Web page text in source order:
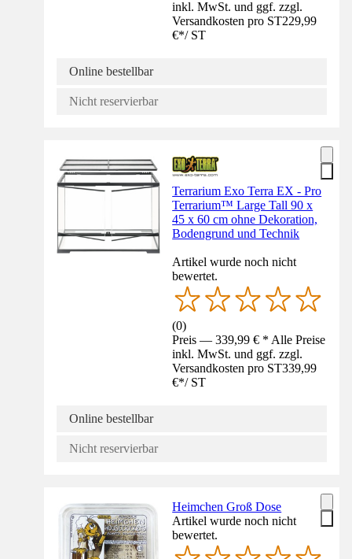
inkl. MwSt. und ggf. zzgl.
Versandkosten pro ST229,99
€*/ ST
Online bestellbar
Nicht reservierbar
Terrarium Exo Terra EX - Pro
Terrarium™ Large Tall 90 x
45 x 60 cm ohne Dekoration,
Bodengrund und Technik
Artikel wurde noch nicht
bewertet.
(0)
Preis — 339,99 € * Alle Preise
inkl. MwSt. und ggf. zzgl.
Versandkosten pro ST339,99
€*/ ST
Online bestellbar
Nicht reservierbar
Heimchen Groß Dose
Artikel wurde noch nicht
bewertet.